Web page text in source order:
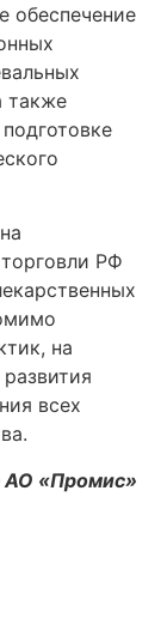
обеспечение
также
РФ
на
всех
АО «Промис»